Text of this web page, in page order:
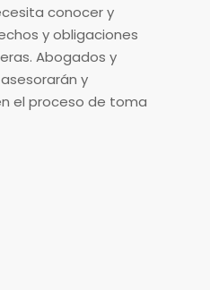
conocer y
y obligaciones
Abogados y
y
el proceso de toma